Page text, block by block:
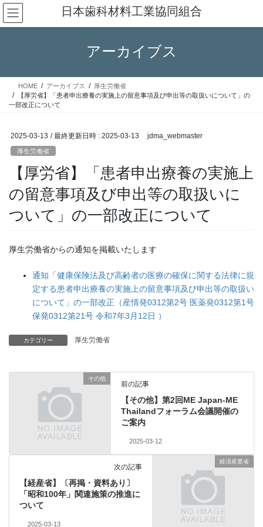
コ
ン
テ
ス
ナ
ビ
ゲ
ン
日本歯科材料工業協同組合
アーカイブス
HOME アーカイブス
厚生労働省
【厚労省】「患者申出療養の実施上の留意事項及び申出等の取扱いについて」の
一部改正について
2025-03-13 / 最終更新日時 : 2025-03-13 jdma_webmaster
厚生労働省
【厚労省】「患者申出療養の実施上
の留意事項及び申出等の取扱いに
ついて」の一部改正について
厚生労働省からの通知を掲載いたします
通知「健康保険法及び高齢者の医療の確保に関する法律に規
定する患者申出療養の実施上の留意事項及び申出等の取扱い
について」の一部改正（産情発0312第2号 医薬発0312第1号
保発0312第21号 令和7年3月12日 ）
カテゴリー 厚生労働省
その他
前の記事
【その他】第2回ME Japan-ME
Thailandフォーラム会議開催の
ご案内
2025-03-12
経済産業省
次の記事
【経産省】〔再掲・資料あり〕
「昭和100年」関連施策の推進に
ついて
2025-03-13